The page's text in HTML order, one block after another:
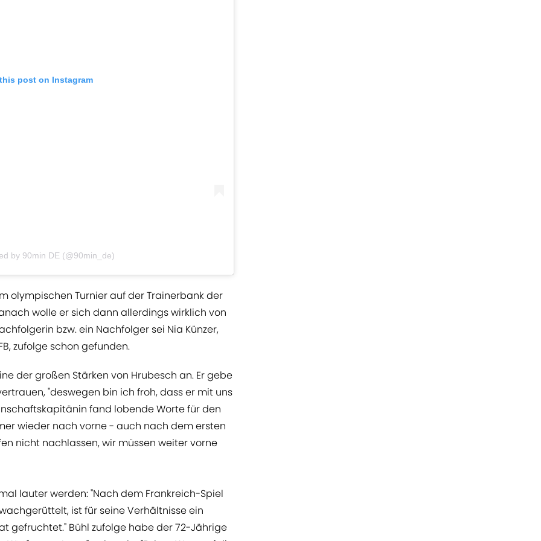
post on Instagram
by 90min DE (@90min_de)
olympischen Turnier auf der Trainerbank der
wolle er sich dann allerdings wirklich von
bzw. ein Nachfolger sei Nia Künzer,
zufolge schon gefunden.
der großen Stärken von Hrubesch an. Er gebe
"deswegen bin ich froh, dass er mit uns
fand lobende Worte für den
wieder nach vorne - auch nach dem ersten
nicht nachlassen, wir müssen weiter vorne
lauter werden: "Nach dem Frankreich-Spiel
ist für seine Verhältnisse ein
gefruchtet." Bühl zufolge habe der 72-Jährige